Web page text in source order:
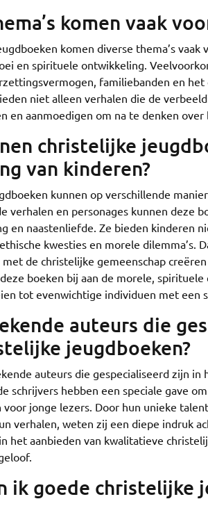
komen vaak
komen diverse thema’s
en spirituele ontwikkeling.
familiebanden en
niet alleen verhalen die de
en aanmoedigen om na te denken
christelijke
van kinderen?
kunnen op verschillende
verhalen en personages kunnen deze
en naastenliefde. Ze bieden kinderen
kwesties en morele dilemma’s.
de christelijke gemeenschap
boeken bij aan de morele,
tot evenwichtige individuen met een
auteurs die
jeugdboeken?
auteurs die gespecialiseerd zijn
schrijvers hebben een speciale gave
voor jonge lezers. Door hun unieke
verhalen, weten zij een diepe indruk
het aanbieden van kwalitatieve
ik goede christelijke